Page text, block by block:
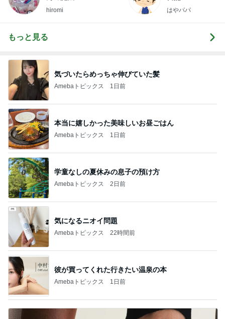
hiromi はやパパ
もっと見る
気づいたらめっちゃ伸びていた髪
Amebaトピックス 1日前
本当に嬉しかった美味しいお昼ごはん
Amebaトピックス 1日前
学童なしの夏休みの息子の預け方
Amebaトピックス 2日前
気になるニオイ問題
Amebaトピックス 22時間前
彼が買ってくれた行きたい温泉の本
Amebaトピックス 1日前